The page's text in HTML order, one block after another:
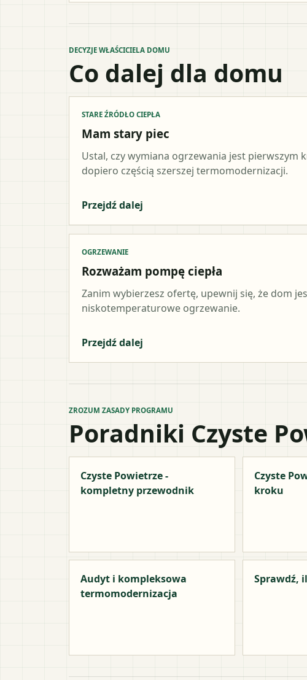
DECYZJE WŁAŚCICIELA DOMU
Co dalej dla domu
STARE ŹRÓDŁO CIEPŁA
Mam stary piec
Ustal, czy wymiana ogrzewania jest pierwszym
dopiero częścią szerszej termomodernizacji.
Przejdź dalej
OGRZEWANIE
Rozważam pompę ciepła
Zanim wybierzesz ofertę, upewnij się, że dom
niskotemperaturowe ogrzewanie.
Przejdź dalej
ZROZUM ZASADY PROGRAMU
Poradniki Czyste
Czyste Powietrze -
kompletny przewodnik
Czyste
kroku
Audyt i kompleksowa
termomodernizacja
Sprawdź,